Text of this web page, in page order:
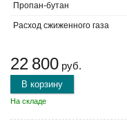
Пропан-бутан
Расход сжиженного газа
22 800 руб.
В корзину
На складе